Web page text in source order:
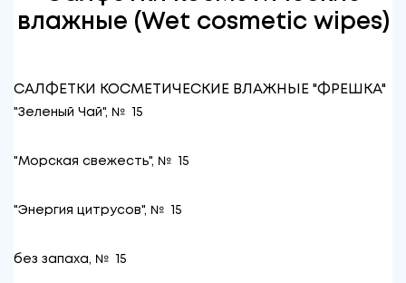
влажные (Wet cosmetic wipes)
САЛФЕТКИ КОСМЕТИЧЕСКИЕ ВЛАЖНЫЕ "ФРЕШКА"
"Зеленый Чай", № 15
"Морская свежесть", № 15
"Энергия цитрусов", № 15
без запаха, № 15